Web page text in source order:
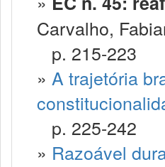
Carvalho,
p. 215-223
» A trajetória
p. 225-242
» Razoável